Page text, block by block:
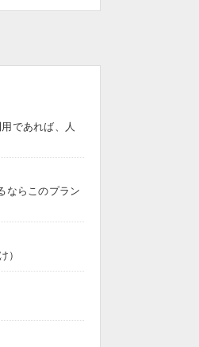
であれば、人
ならこのプラン
）